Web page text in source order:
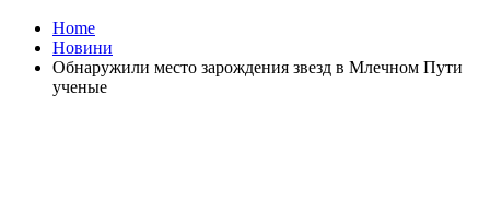
Home
Новини
Обнаружили место зарождения звезд в Млечном Пути
ученые